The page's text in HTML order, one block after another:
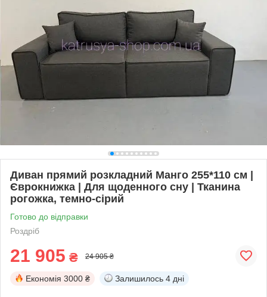
Диван прямий розкладний Манго 255*110 см |
Єврокнижка | Для щоденного сну | Тканина
рогожка, темно-сірий
Готово до відправки
Роздріб
21 905 ₴ 24 905 ₴
Економія 3000 ₴ Залишилось 4 дні